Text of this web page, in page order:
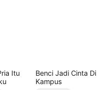
Itu
Benci Jadi Cinta Di
Kampus